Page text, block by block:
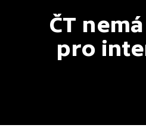
ČT
pro